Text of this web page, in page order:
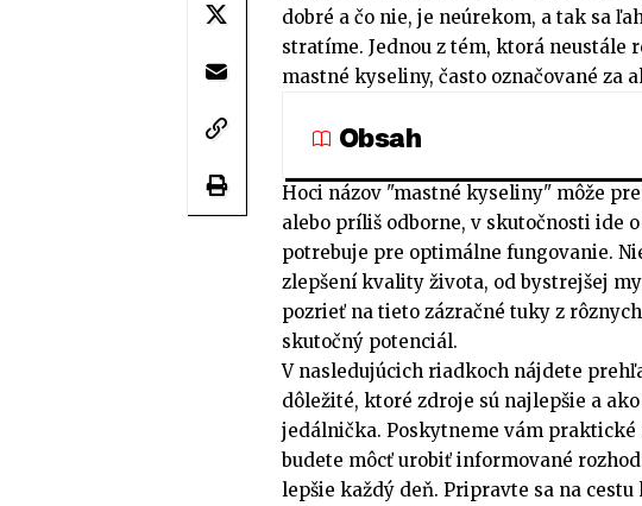
dobré a čo nie, je neúrekom, a tak sa
stratíme. Jednou z tém, ktorá neustále
mastné kyseliny, často označované za
Obsah
Hoci názov "mastné kyseliny" môže
alebo príliš odborne, v skutočnosti ide
potrebuje pre optimálne fungovanie.
zlepšení kvality života, od bystrejšej
pozrieť na tieto zázračné tuky z
skutočný potenciál.
V nasledujúcich riadkoch nájdete
dôležité, ktoré zdroje sú najlepšie a
jedálnička. Poskytneme vám
budete môcť urobiť informované
lepšie každý deň. Pripravte sa na